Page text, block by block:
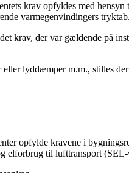
krav opfyldes med
varmegenvindingers tryktab.
krav, der var gældende på
lyddæmper m.m., stilles
opfylde kravene i
elforbrug til lufttransport